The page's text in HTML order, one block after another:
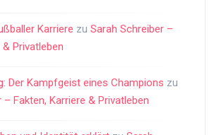
Karriere zu Sarah Schreiber –
Privatleben
Der Kampfgeist eines Champions zu
– Fakten, Karriere & Privatleben